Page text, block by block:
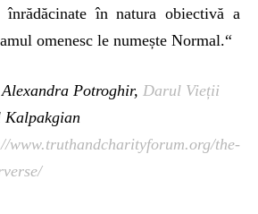
înrădăcinate în natura obiectivă a
omenesc le numește Normal.“
Potroghir, Darul Vieții
www.truthandcharityforum.org/the-